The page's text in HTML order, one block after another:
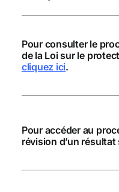
Pour consulter le
de la Loi sur le
cliquez ici.
Pour accéder au
révision d’un résultat